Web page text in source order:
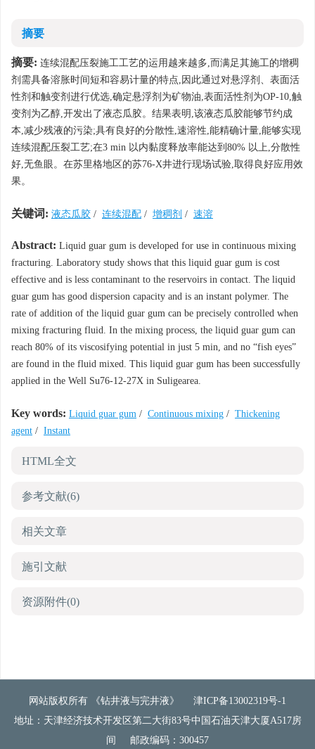
摘要
摘要: 连续混配压裂施工工艺的运用越来越多,而满足其施工的增稠
剂需具备溶胀时间短和容易计量的特点,因此通过对悬浮剂、表面活
性剂和触变剂进行优选,确定悬浮剂为矿物油,表面活性剂为OP-10,触
变剂为乙醇,开发出了液态瓜胶。结果表明,该液态瓜胶能够节约成
本,减少残液的污染;具有良好的分散性,速溶性,能精确计量,能够实现
连续混配压裂工艺;在3 min 以内黏度释放率能达到80% 以上,分散性
好,无鱼眼。在苏里格地区的苏76-X井进行现场试验,取得良好应用效
果。
关键词: 液态瓜胶 / 连续混配 / 增稠剂 / 速溶
Abstract: Liquid guar gum is developed for use in continuous mixing
fracturing. Laboratory study shows that this liquid guar gum is cost
effective and is less contaminant to the reservoirs in contact. The liquid
guar gum has good dispersion capacity and is an instant polymer. The
rate of addition of the liquid guar gum can be precisely controlled when
mixing fracturing fluid. In the mixing process, the liquid guar gum can
reach 80% of its viscosifying potential in just 5 min, and no “fish eyes”
are found in the fluid mixed. This liquid guar gum has been successfully
applied in the Well Su76-12-27X in Suligearea.
Key words: Liquid guar gum / Continuous mixing / Thickening
agent / Instant
HTML全文
参考文献(6)
相关文章
施引文献
资源附件(0)
网站版权所有 《钻井液与完井液》
津ICP备13002319号-1
地址：天津经济技术开发区第二大街83号中国石油天津大厦A517房
间
邮政编码：300457